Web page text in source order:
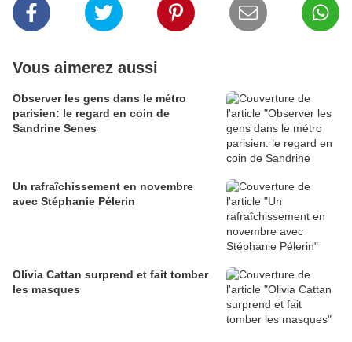
Vous aimerez aussi
Observer les gens dans le métro
parisien: le regard en coin de
Sandrine Senes
Un rafraîchissement en novembre
avec Stéphanie Pélerin
Olivia Cattan surprend et fait tomber
les masques